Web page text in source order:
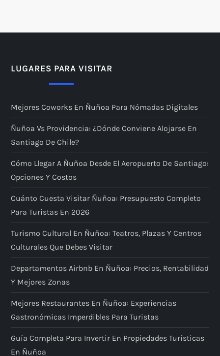
LUGARES PARA VISITAR
Mejores Coworks En Ñuñoa Para Nómadas Digitales
Ñuñoa Vs Providencia: ¿dónde Conviene Alojarse En
Santiago De Chile?
Cómo Llegar A Ñuñoa Desde El Aeropuerto De Santiago:
Opciones Y Costos
Cuánto Cuesta Visitar Ñuñoa: Presupuesto Completo
Para Turistas En 2026
Turismo Cultural En Ñuñoa: Teatros, Plazas Y Centros
Culturales Que Debes Visitar
Departamentos Airbnb En Ñuñoa: Precios, Rentabilidad
Y Mejores Zonas
Mejores Restaurantes En Ñuñoa: Experiencias
Gastronómicas Imperdibles Para Turistas
Guía Completa Para Invertir En Propiedades Turísticas
En Ñuñoa